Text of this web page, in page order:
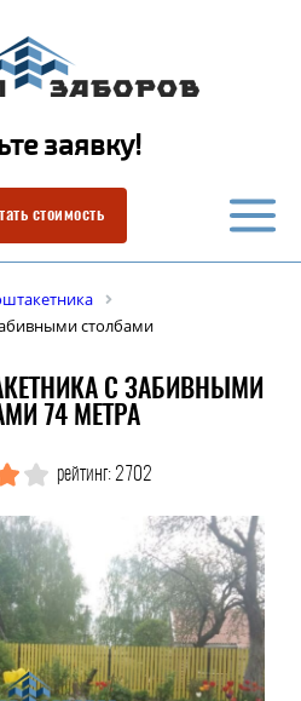
заявку!
стоимость
столбами
С ЗАБИВНЫМИ
74 МЕТРА
рейтинг: 2702